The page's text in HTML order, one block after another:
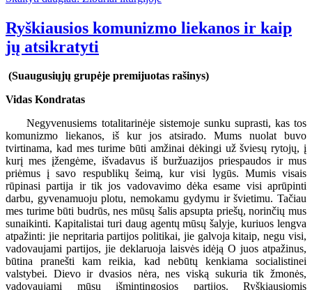
Ryškiausios komunizmo liekanos ir kaip
jų atsikratyti
(Suaugusiųjų grupėje premijuotas rašinys)
Vidas Kondratas
Negyvenusiems totalitarinėje sistemoje sunku suprasti, kas tos
komunizmo liekanos, iš kur jos atsirado. Mums nuolat buvo
tvirtinama, kad mes turime būti amžinai dėkingi už šviesų rytojų, į
kurį mes įžengėme, išvadavus iš buržuazijos priespaudos ir mus
priėmus į savo respublikų šeimą, kur visi lygūs. Mumis visais
rūpinasi partija ir tik jos vadovavimo dėka esame visi aprūpinti
darbu, gyvenamuoju plotu, nemokamu gydymu ir švietimu. Tačiau
mes turime būti budrūs, nes mūsų šalis apsupta priešų, norinčių mus
sunaikinti. Kapitalistai turi daug agentų mūsų šalyje, kuriuos lengva
atpažinti: jie nepritaria partijos politikai, jie galvoja kitaip, negu visi,
vadovaujami partijos, jie deklaruoja laisvės idėją O juos atpažinus,
būtina pranešti kam reikia, kad nebūtų kenkiama socialistinei
valstybei. Dievo ir dvasios nėra, nes viską sukuria tik žmonės,
vadovaujami mūsų išmintingosios partijos. Ryškiausiomis